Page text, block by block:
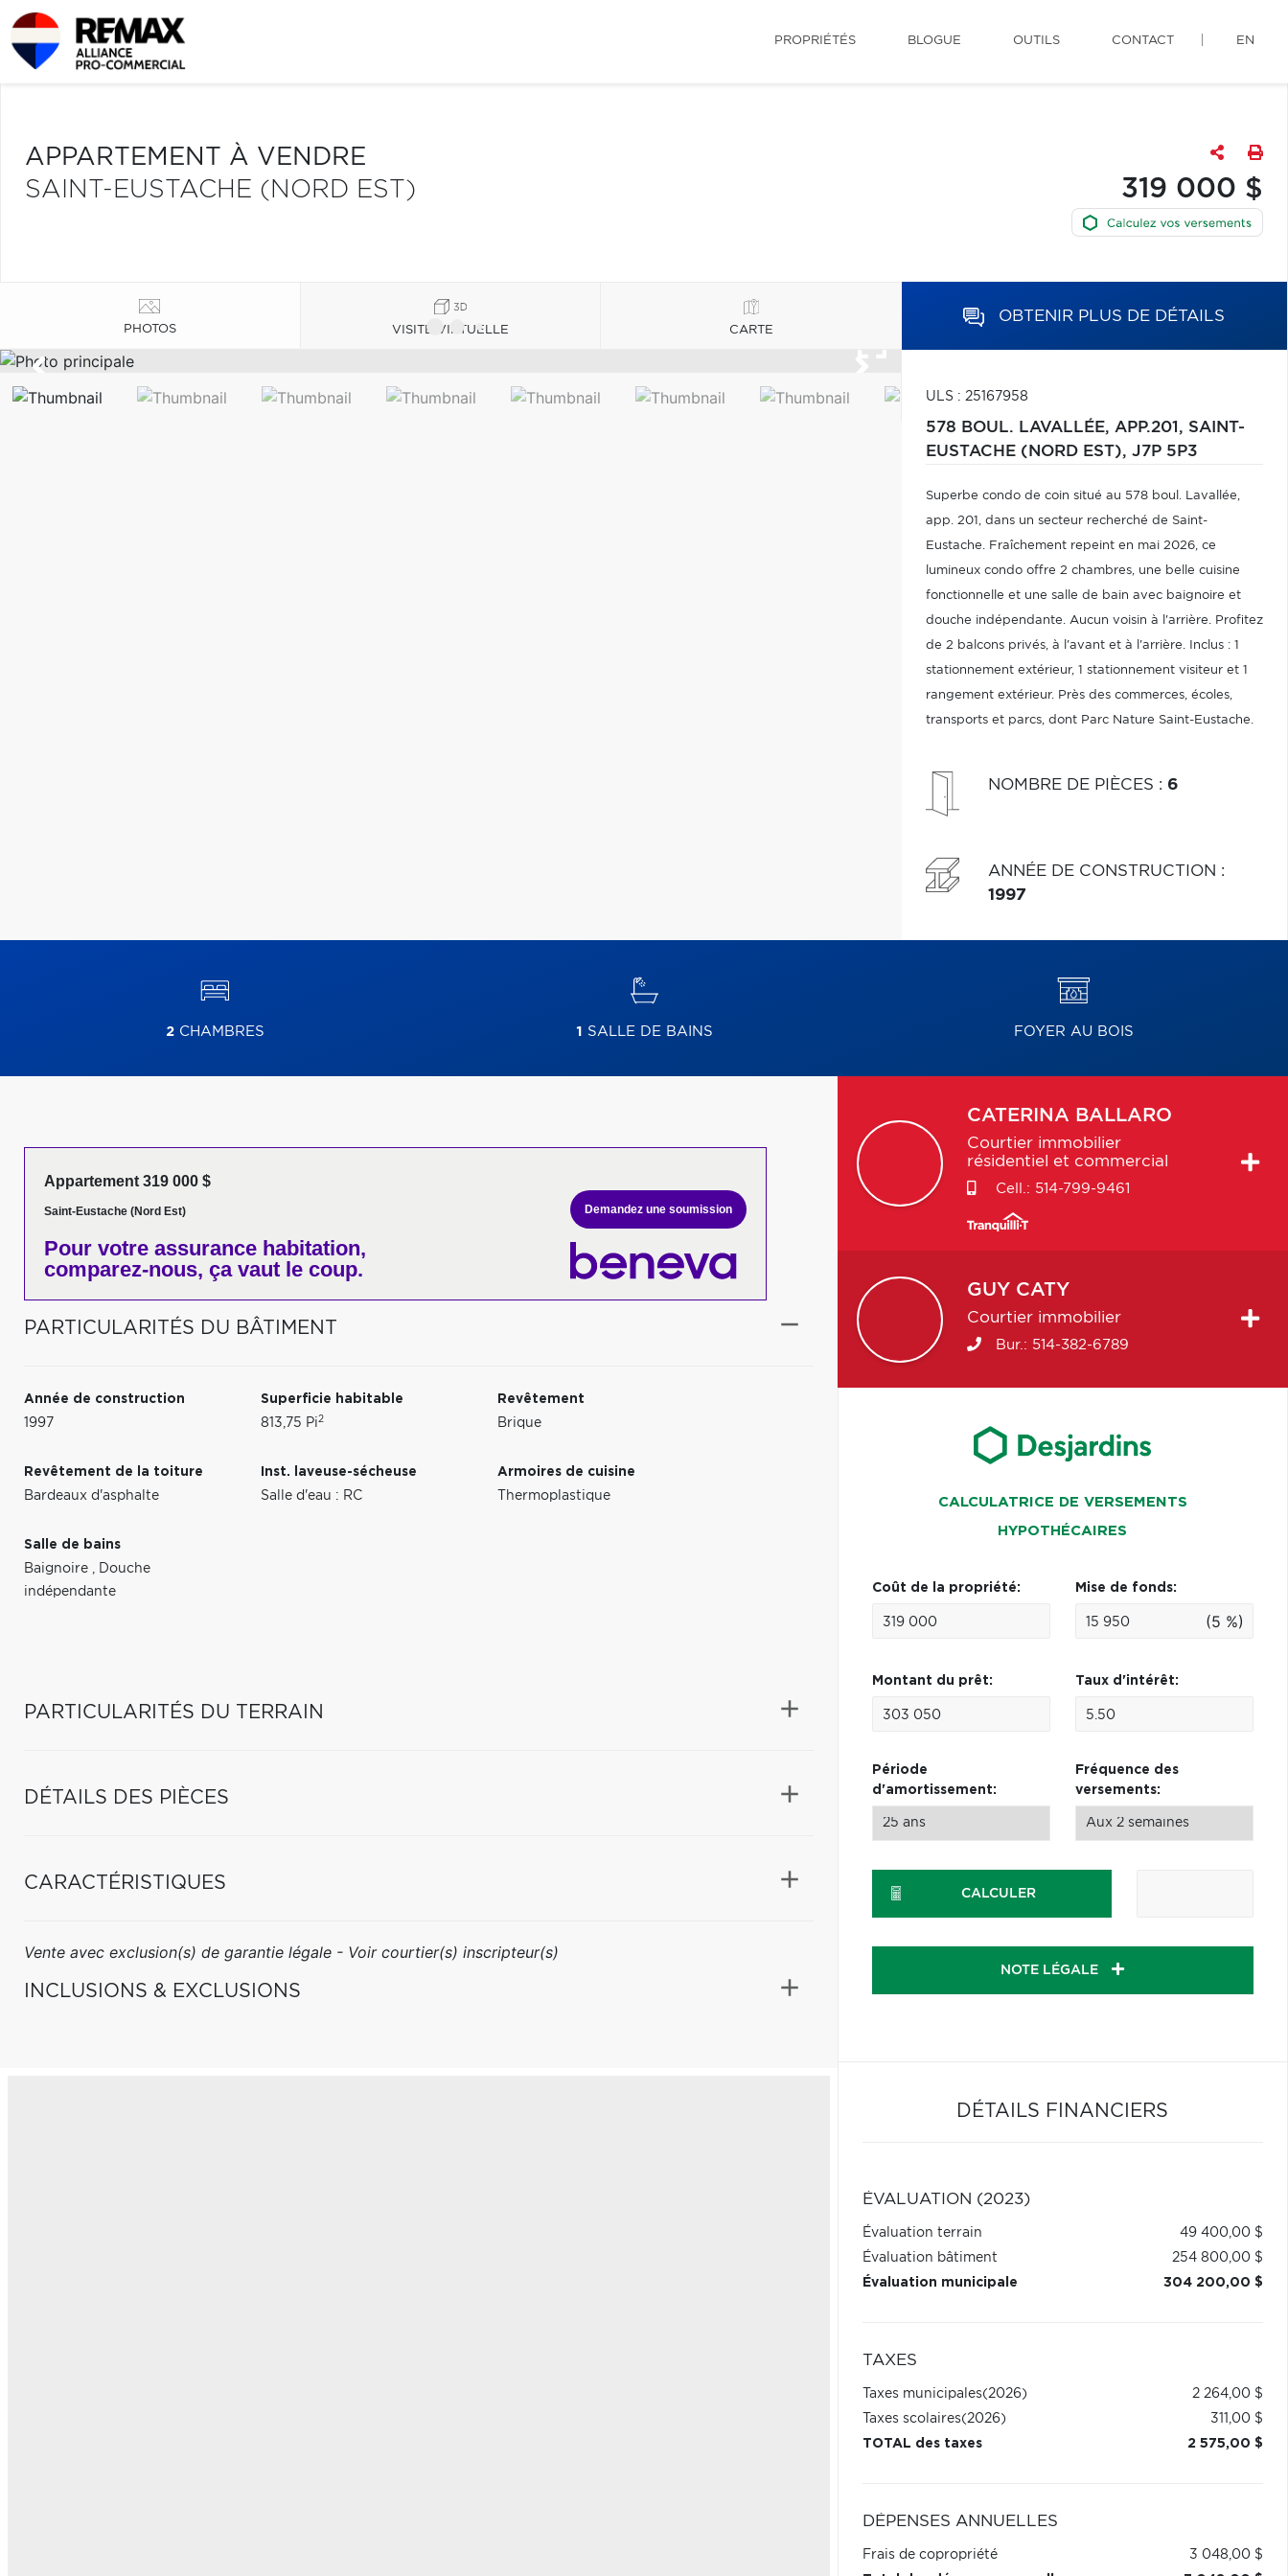
PROPRIÉTÉS BLOGUE OUTILS CONTACT EN
APPARTEMENT À VENDRE
SAINT-EUSTACHE (NORD EST)
319 000 $
PHOTOS VISITE VIRTUELLE CARTE
OBTENIR PLUS DE DÉTAILS
ULS : 25167958
578 BOUL. LAVALLÉE, APP.201, SAINT-
EUSTACHE (NORD EST), J7P 5P3
Superbe condo de coin situé au 578 boul. Lavallée,
app. 201, dans un secteur recherché de Saint-
Eustache. Fraîchement repeint en mai 2026, ce
lumineux condo offre 2 chambres, une belle cuisine
fonctionnelle et une salle de bain avec baignoire et
douche indépendante. Aucun voisin à l'arrière. Profitez
de 2 balcons privés, à l'avant et à l'arrière. Inclus : 1
stationnement extérieur, 1 stationnement visiteur et 1
rangement extérieur. Près des commerces, écoles,
transports et parcs, dont Parc Nature Saint-Eustache.
NOMBRE DE PIÈCES : 6
ANNÉE DE CONSTRUCTION :
1997
2CHAMBRES 1 SALLE DE BAINS FOYER AU BOIS
Appartement 319 000 $
Saint-Eustache (Nord Est)
Pour votre assurance habitation,
comparez-nous, ça vaut le coup.
Demandez une soumission
PARTICULARITÉS DU BÂTIMENT
Année de construction
1997
Superficie habitable
813,75 Pi2
Revêtement
Brique
Revêtement de la toiture
Bardeaux d'asphalte
Inst. laveuse-sécheuse
Salle d'eau : RC
Armoires de cuisine
Thermoplastique
Salle de bains
Baignoire , Douche
indépendante
PARTICULARITÉS DU TERRAIN
DÉTAILS DES PIÈCES
CARACTÉRISTIQUES
Vente avec exclusion(s) de garantie légale - Voir courtier(s) inscripteur(s)
INCLUSIONS & EXCLUSIONS
CATERINA BALLARO
Courtier immobilier
résidentiel et commercial
Cell.: 514-799-9461
GUY CATY
Courtier immobilier
Bur.: 514-382-6789
CALCULATRICE DE VERSEMENTS
HYPOTHÉCAIRES
Coût de la propriété: Mise de fonds:
(5 %)
Montant du prêt: Taux d'intérêt:
Période
d'amortissement:
Fréquence des
versements:
CALCULER
NOTE LÉGALE
DÉTAILS FINANCIERS
ÉVALUATION (2023)
Évaluation terrain
49 400,00 $
Évaluation bâtiment
254 800,00 $
Évaluation municipale
304 200,00 $
TAXES
Taxes municipales(2026)
2 264,00 $
Taxes scolaires(2026)
311,00 $
TOTAL des taxes
2 575,00 $
DÉPENSES ANNUELLES
Frais de copropriété
3 048,00 $